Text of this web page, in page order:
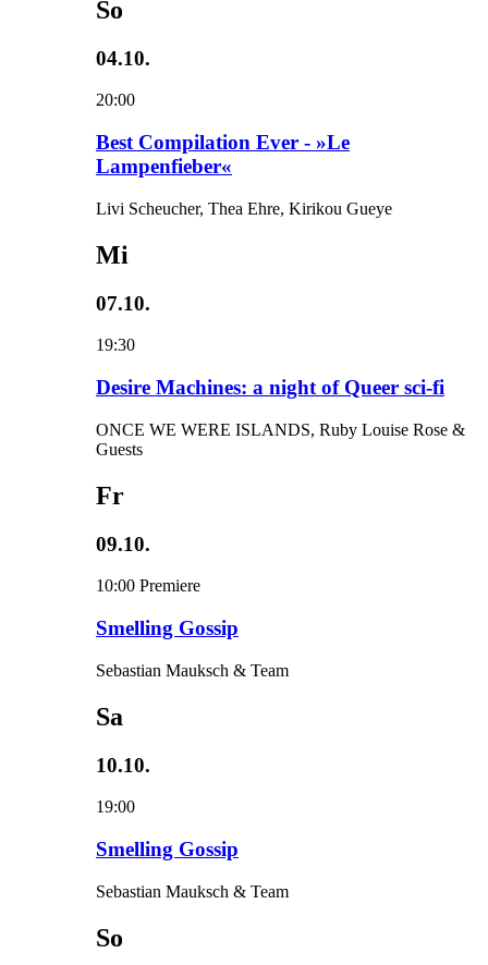
So
04.10.
20:00
Best Compilation Ever - »Le
Lampenfieber«
Livi Scheucher, Thea Ehre, Kirikou Gueye
Mi
07.10.
19:30
Desire Machines: a night of Queer sci-fi
ONCE WE WERE ISLANDS, Ruby Louise Rose &
Guests
Fr
09.10.
10:00 Premiere
Smelling Gossip
Sebastian Mauksch & Team
Sa
10.10.
19:00
Smelling Gossip
Sebastian Mauksch & Team
So